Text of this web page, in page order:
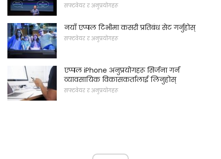
सफ्टवेयर र अनुप्रयोगहरू
नयाँ एप्पल टिभीमा कसरी प्रतिबंध सेट गर्नुहोस्
सफ्टवेयर र अनुप्रयोगहरू
एप्पल iPhone अनुप्रयोगहरू सिर्जना गर्न
व्यावसायिक विकासकर्तालाई लिनुहोस्
सफ्टवेयर र अनुप्रयोगहरू